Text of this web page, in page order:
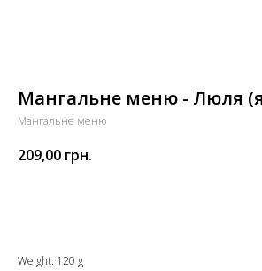
Мангальне меню - Люля
Мангальне меню
209,00 грн.
Weight: 120 g